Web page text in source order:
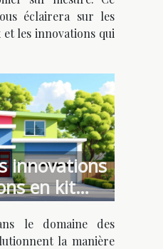
éclairera sur les
les innovations qui
innovations
en kit
?
le domaine des
la manière